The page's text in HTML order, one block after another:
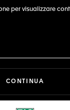
per visualizzare
CONTINUA